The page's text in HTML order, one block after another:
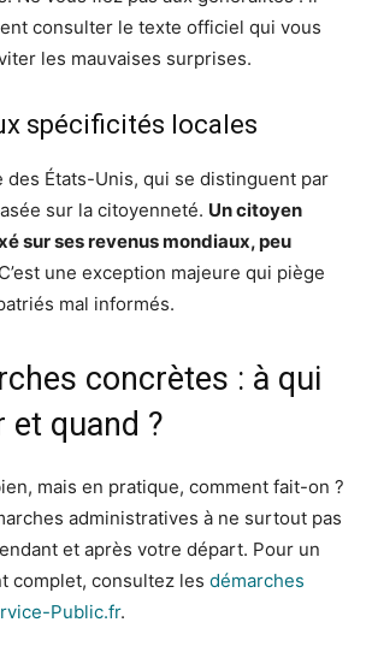
consulter le texte officiel qui vous
les mauvaises surprises.
spécificités locales
des États-Unis, qui se distinguent par
sur la citoyenneté. Un citoyen
sur ses revenus mondiaux, peu
C’est une exception majeure qui piège
mal informés.
concrètes : à qui
et quand ?
mais en pratique, comment fait-on ?
administratives à ne surtout pas
et après votre départ. Pour un
complet, consultez les démarches
Public.fr.